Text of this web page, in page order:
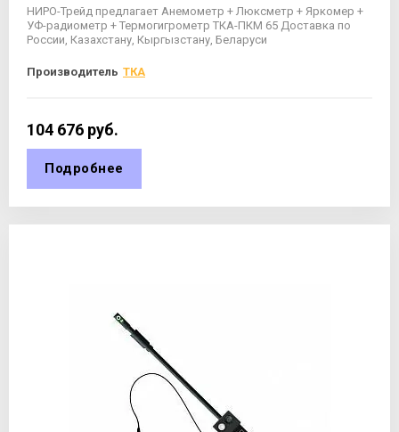
НИРО-Трейд предлагает Анемометр + Люксметр + Яркомер +
УФ-радиометр + Термогигрометр ТКА-ПКМ 65 Доставка по
России, Казахстану, Кыргызстану, Беларуси
Производитель ТКА
104 676 руб.
Подробнее